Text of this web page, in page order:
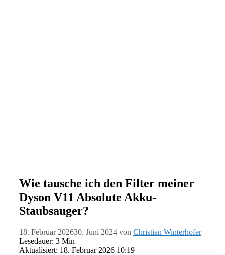
Wie tausche ich den Filter meiner
Dyson V11 Absolute Akku-
Staubsauger?
18. Februar 202630. Juni 2024 von Christian Winterhofer
Lesedauer: 3 Min
Aktualisiert: 18. Februar 2026 10:19